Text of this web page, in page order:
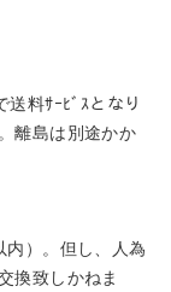
料ｻｰﾋﾞｽとなり
離島は別途かか
）。但し、人為
換致しかねま